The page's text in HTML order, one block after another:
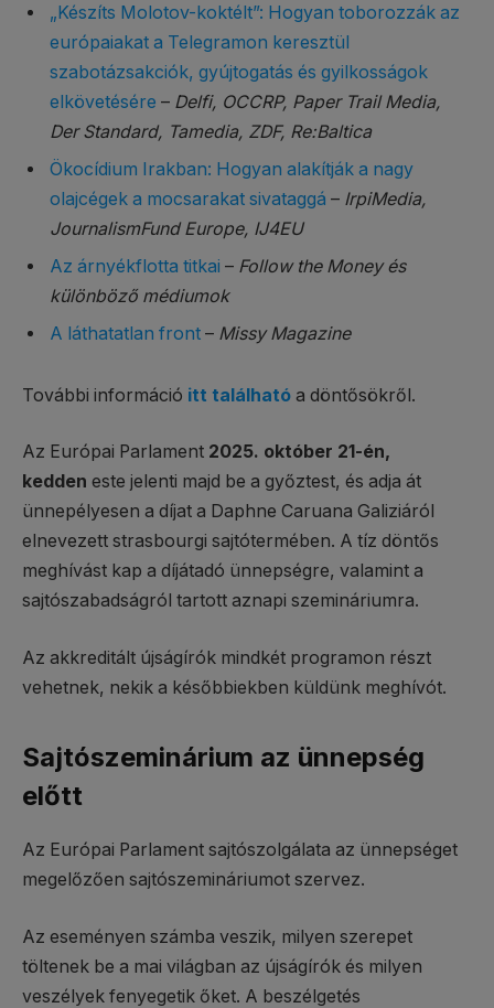
„Készíts Molotov-koktélt”: Hogyan toborozzák az
európaiakat a Telegramon keresztül
szabotázsakciók, gyújtogatás és gyilkosságok
elkövetésére – Delfi, OCCRP, Paper Trail Media,
Der Standard, Tamedia, ZDF, Re:Baltica
Ökocídium Irakban: Hogyan alakítják a nagy
olajcégek a mocsarakat sivataggá – IrpiMedia,
JournalismFund Europe, IJ4EU
Az árnyékflotta titkai – Follow the Money és
különböző médiumok
A láthatatlan front – Missy Magazine
További információ itt található a döntősökről.
Az Európai Parlament 2025. október 21-én,
kedden este jelenti majd be a győztest, és adja át
ünnepélyesen a díjat a Daphne Caruana Galiziáról
elnevezett strasbourgi sajtótermében. A tíz döntős
meghívást kap a díjátadó ünnepségre, valamint a
sajtószabadságról tartott aznapi szemináriumra.
Az akkreditált újságírók mindkét programon részt
vehetnek, nekik a későbbiekben küldünk meghívót.
Sajtószeminárium az ünnepség
előtt
Az Európai Parlament sajtószolgálata az ünnepséget
megelőzően sajtószemináriumot szervez.
Az eseményen számba veszik, milyen szerepet
töltenek be a mai világban az újságírók és milyen
veszélyek fenyegetik őket. A beszélgetés